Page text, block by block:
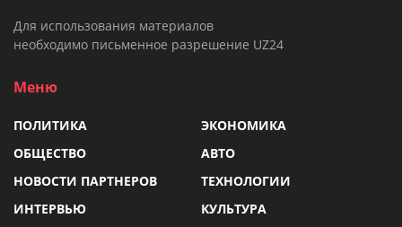
Для использования материалов
необходимо письменное разрешение UZ24
Меню
ПОЛИТИКА
ЭКОНОМИКА
ОБЩЕСТВО
АВТО
НОВОСТИ ПАРТНЕРОВ
ТЕХНОЛОГИИ
ИНТЕРВЬЮ
КУЛЬТУРА